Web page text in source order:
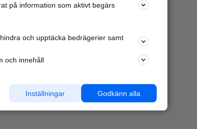
på information som aktivt begärs
och upptäcka bedrägerier samt
och innehåll
Godkänn alla
Inställningar